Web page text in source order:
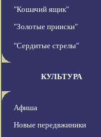
"Кошачий ящик"
"Золотые прииски"
"Сердитые стрелы"
КУЛЬТУРА
Афиша
Новые передвжиники